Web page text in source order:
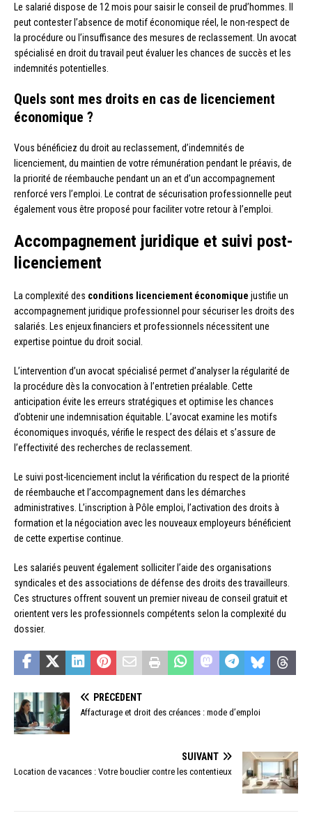
Le salarié dispose de 12 mois pour saisir le conseil de prud’hommes. Il
peut contester l’absence de motif économique réel, le non-respect de
la procédure ou l’insuffisance des mesures de reclassement. Un avocat
spécialisé en droit du travail peut évaluer les chances de succès et les
indemnités potentielles.
Quels sont mes droits en cas de licenciement
économique ?
Vous bénéficiez du droit au reclassement, d’indemnités de
licenciement, du maintien de votre rémunération pendant le préavis, de
la priorité de réembauche pendant un an et d’un accompagnement
renforcé vers l’emploi. Le contrat de sécurisation professionnelle peut
également vous être proposé pour faciliter votre retour à l’emploi.
Accompagnement juridique et suivi post-
licenciement
La complexité des conditions licenciement économique justifie un
accompagnement juridique professionnel pour sécuriser les droits des
salariés. Les enjeux financiers et professionnels nécessitent une
expertise pointue du droit social.
L’intervention d’un avocat spécialisé permet d’analyser la régularité de
la procédure dès la convocation à l’entretien préalable. Cette
anticipation évite les erreurs stratégiques et optimise les chances
d’obtenir une indemnisation équitable. L’avocat examine les motifs
économiques invoqués, vérifie le respect des délais et s’assure de
l’effectivité des recherches de reclassement.
Le suivi post-licenciement inclut la vérification du respect de la priorité
de réembauche et l’accompagnement dans les démarches
administratives. L’inscription à Pôle emploi, l’activation des droits à
formation et la négociation avec les nouveaux employeurs bénéficient
de cette expertise continue.
Les salariés peuvent également solliciter l’aide des organisations
syndicales et des associations de défense des droits des travailleurs.
Ces structures offrent souvent un premier niveau de conseil gratuit et
orientent vers les professionnels compétents selon la complexité du
dossier.
PRÉCÉDENT
Affacturage et droit des créances : mode d’emploi
SUIVANT
Location de vacances : Votre bouclier contre les contentieux